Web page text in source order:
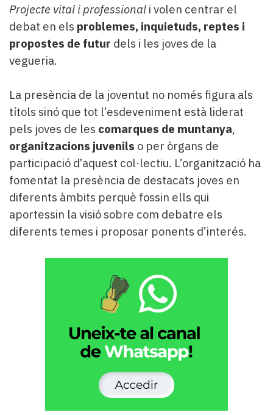
Projecte vital i professional i volen centrar el
debat en els problemes, inquietuds, reptes i
propostes de futur dels i les joves de la
vegueria.
La presència de la joventut no només figura als
títols sinó que tot l’esdeveniment està liderat
pels joves de les comarques de muntanya,
organitzacions juvenils o per òrgans de
participació d’aquest col·lectiu. L’organització ha
fomentat la presència de destacats joves en
diferents àmbits perquè fossin ells qui
aportessin la visió sobre com debatre els
diferents temes i proposar ponents d’interés.